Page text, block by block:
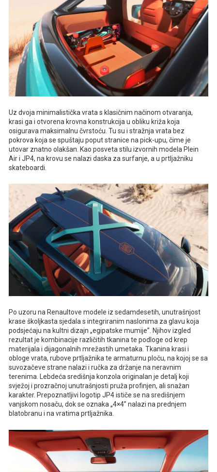
Uz dvoja minimalistička vrata s klasičnim načinom otvaranja,
krasi ga i otvorena krovna konstrukcija u obliku križa koja
osigurava maksimalnu čvrstoću. Tu su i stražnja vrata bez
pokrova koja se spuštaju poput stranice na pick-upu, čime je
utovar znatno olakšan. Kao posveta stilu izvornih modela Plein
Air i JP4, na krovu se nalazi daska za surfanje, a u prtljažniku
skateboardi.
Po uzoru na Renaultove modele iz sedamdesetih, unutrašnjost
krase školjkasta sjedala s integriranim naslonima za glavu koja
podsjećaju na kultni dizajn „egipatske mumije”. Njihov izgled
rezultat je kombinacije različitih tkanina te podloge od krep
materijala i dijagonalnih mrežastih umetaka. Tkanina krasi i
obloge vrata, rubove prtljažnika te armaturnu ploču, na kojoj se sa
suvozačeve strane nalazi i ručka za držanje na neravnim
terenima. Lebdeća središnja konzola originalan je detalj koji
svježoj i prozračnoj unutrašnjosti pruža profinjen, ali snažan
karakter. Prepoznatljivi logotip JP4 ističe se na središnjem
vanjskom nosaču, dok se oznaka „4×4” nalazi na prednjem
blatobranu i na vratima prtljažnika.